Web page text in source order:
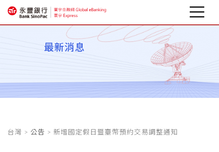
最新消息
匯率避險專區
最新消息
台灣 > 公告 > 新增國定假日暨臺幣預約交易調整通知